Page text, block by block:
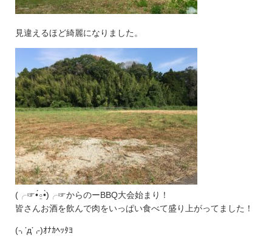
見違えるほど綺麗になりました。
(╭☞•́⍛•̀)╭☞からのーBBQ大会始まり！
皆さんお酒を飲んで肉をいっぱい食べて盛り上がってました！
(⌍་д་⌌)ｵﾅｶﾍｯﾀﾖ